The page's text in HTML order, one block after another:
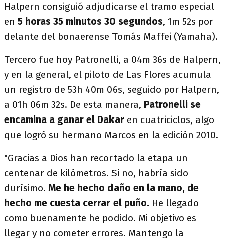
Halpern consiguió adjudicarse el tramo especial
en 5 horas 35 minutos 30 segundos, 1m 52s por
delante del bonaerense Tomás Maffei (Yamaha).
Tercero fue hoy Patronelli, a 04m 36s de Halpern,
y en la general, el piloto de Las Flores acumula
un registro de 53h 40m 06s, seguido por Halpern,
a 01h 06m 32s. De esta manera, Patronelli se
encamina a ganar el Dakar en cuatriciclos, algo
que logró su hermano Marcos en la edición 2010.
"Gracias a Dios han recortado la etapa un
centenar de kilómetros. Si no, habría sido
durísimo. Me he hecho daño en la mano, de
hecho me cuesta cerrar el puño. He llegado
como buenamente he podido. Mi objetivo es
llegar y no cometer errores. Mantengo la